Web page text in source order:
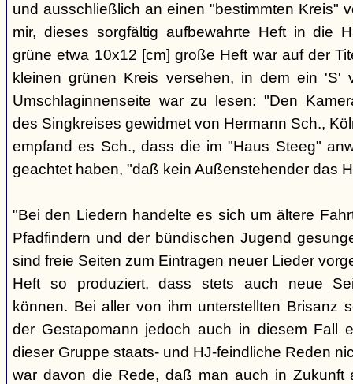
und ausschließlich an einen "bestimmten Kreis"
mir, dieses sorgfältig aufbewahrte Heft in die
grüne etwa 10x12 [cm] große Heft war auf der
kleinen grünen Kreis versehen, in dem ein 'S'
Umschlaginnenseite war zu lesen: "Den
des Singkreises gewidmet von Hermann Sch.,
empfand es Sch., dass die im "Haus Steeg"
geachtet haben, "daß kein Außenstehender das
"Bei den Liedern handelte es sich um ältere
Pfadfindern und der bündischen Jugend
sind freie Seiten zum Eintragen neuer Lieder
Heft so produziert, dass stets auch neue
können. Bei aller von ihm unterstellten Brisanz
der Gestapomann jedoch auch in diesem Fall
dieser Gruppe staats- und HJ-feindliche Reden
war davon die Rede, daß man auch in Zukunft